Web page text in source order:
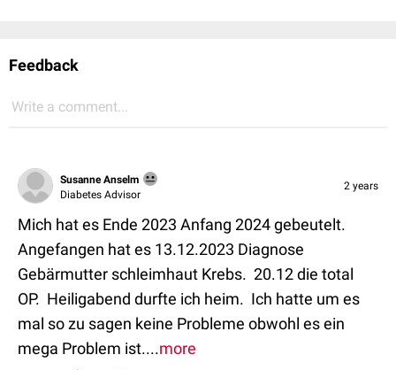
Feedback
Write a comment...
Susanne Anselm
Diabetes Advisor
2 years
Mich hat es Ende 2023 Anfang 2024 gebeutelt.
Angefangen hat es 13.12.2023 Diagnose
Gebärmutter schleimhaut Krebs. 20.12 die total
OP. Heiligabend durfte ich heim. Ich hatte um es
mal so zu sagen keine Probleme obwohl es ein
mega Problem ist....more